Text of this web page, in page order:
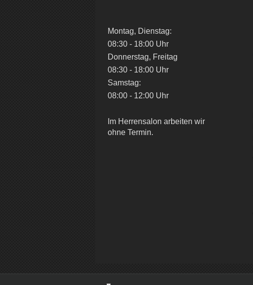
Montag, Dienstag:
08:30 - 18:00 Uhr
Donnerstag, Freitag
08:30 - 18:00 Uhr
Samstag:
08:00 - 12:00 Uhr
Im Herrensalon arbeiten wir
ohne Termin.